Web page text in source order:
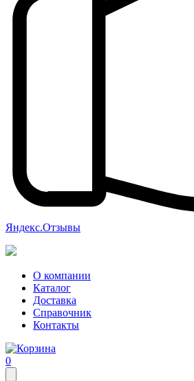
Яндекс.Отзывы
О компании
Каталог
Доставка
Справочник
Контакты
0